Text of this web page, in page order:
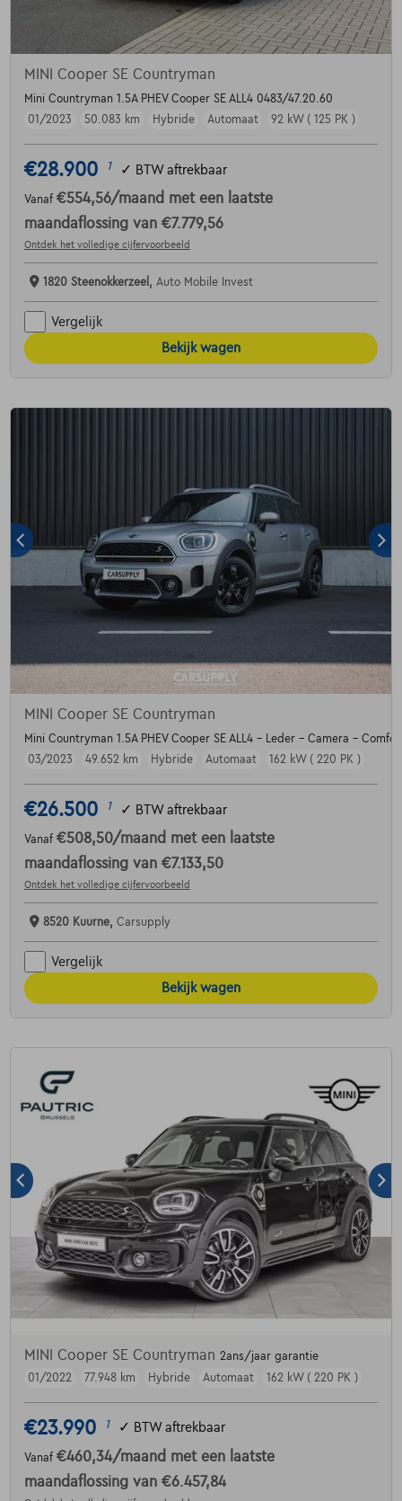
MINI Cooper SE Countryman
Mini Countryman 1.5A PHEV Cooper SE ALL4 0483/47.20.60
01/2023
50.083 km Hybride Automaat 92 kW ( 125 PK )
€28.900 1 ✓ BTW aftrekbaar
Vanaf €554,56/maand met een laatste
maandaflossing van €7.779,56
Ontdek het volledige cijfervoorbeeld
1820 Steenokkerzeel, Auto Mobile Invest
Vergelijk
Bekijk wagen
MINI Cooper SE Countryman
Mini Countryman 1.5A PHEV Cooper SE ALL4 - Leder - Camera -
03/2023
49.652 km Hybride Automaat 162 kW ( 220 PK )
€26.500 1 ✓ BTW aftrekbaar
Vanaf €508,50/maand met een laatste
maandaflossing van €7.133,50
Ontdek het volledige cijfervoorbeeld
8520 Kuurne, Carsupply
Vergelijk
Bekijk wagen
MINI Cooper SE Countryman 2ans/jaar garantie
01/2022
77.948 km Hybride Automaat 162 kW ( 220 PK )
€23.990 1 ✓ BTW aftrekbaar
Vanaf €460,34/maand met een laatste
maandaflossing van €6.457,84